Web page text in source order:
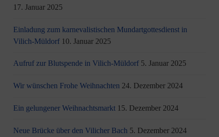
17. Januar 2025
Einladung zum karnevalistischen Mundartgottesdienst in
Vilich-Müldorf 10. Januar 2025
Aufruf zur Blutspende in Vilich-Müldorf 5. Januar 2025
Wir wünschen Frohe Weihnachten 24. Dezember 2024
Ein gelungener Weihnachtsmarkt 15. Dezember 2024
Neue Brücke über den Vilicher Bach 5. Dezember 2024